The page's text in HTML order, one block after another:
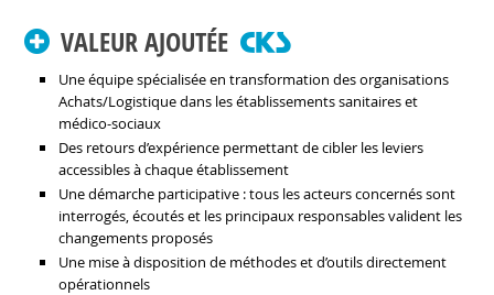
VALEUR AJOUTÉE
Une équipe spécialisée en transformation des organisations
Achats/Logistique dans les établissements sanitaires et
médico-sociaux
Des retours d’expérience permettant de cibler les leviers
accessibles à chaque établissement
Une démarche participative : tous les acteurs concernés sont
interrogés, écoutés et les principaux responsables valident les
changements proposés
Une mise à disposition de méthodes et d’outils directement
opérationnels